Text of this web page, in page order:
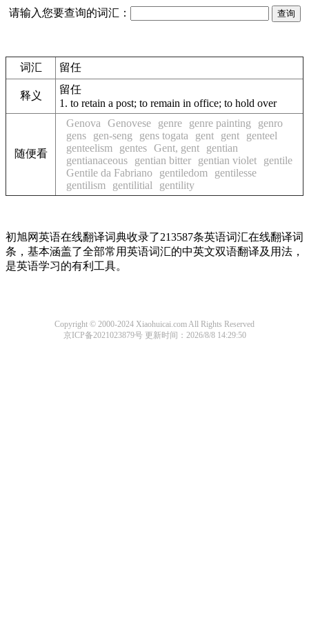
请输入您要查询的词汇：
词汇 留任
释义
留任
1. to retain a post; to remain in office; to hold over
随便看
Genova Genovese genre genre painting
genro
gens
gen-seng gens togata gent gent
genteel
genteelism
gentes Gent, gent
gentian
gentianaceous
gentian bitter gentian violet
gentile
Gentile da Fabriano
gentiledom
gentilesse
gentilism
gentilitial gentility
初旭网英语在线翻译词典收录了213587条英语词汇在线翻译词
条，基本涵盖了全部常用英语词汇的中英文双语翻译及用法，
是英语学习的有利工具。
Copyright © 2000-2024 Xiaohuicai.com All Rights Reserved
京ICP备2021023879号更新时间：2026/8/8 14:29:50